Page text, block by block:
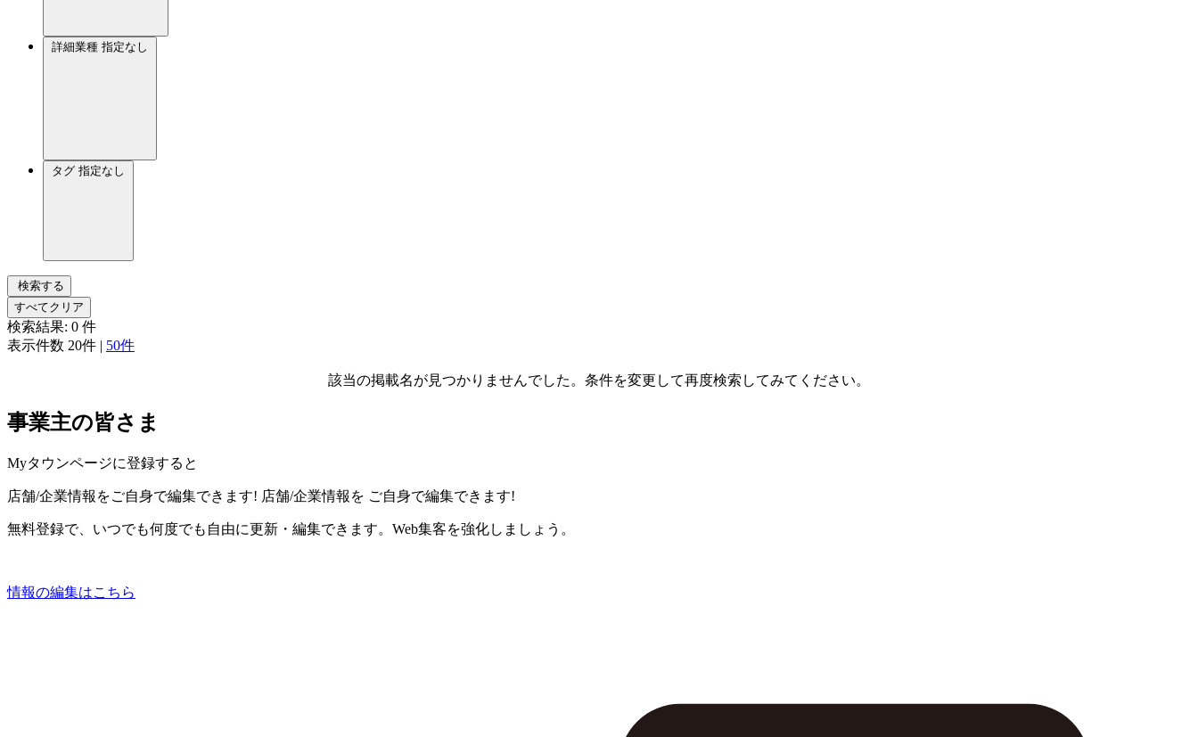
詳細業種 指定なし
タグ 指定なし
検索する
すべてクリア
検索結果: 0 件
表示件数 20件 | 50件
該当の掲載名が見つかりませんでした。条件を変更して再度検索してみてください。
事業主の皆さま
Myタウンページに登録すると
店舗/企業情報をご自身で編集できます! 店舗/企業情報を ご自身で編集できます!
無料登録で、いつでも何度でも自由に更新・編集できます。Web集客を強化しましょう。
情報の編集はこちら